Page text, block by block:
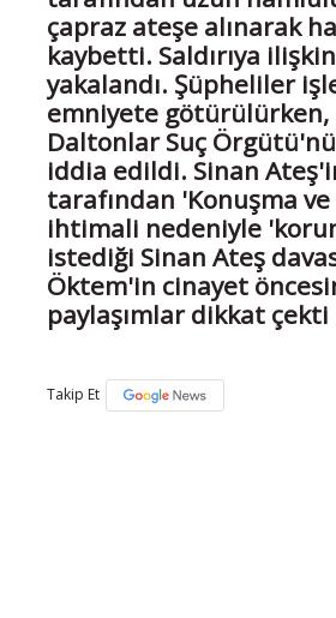
çapraz ateşe alınarak
kaybetti. Saldırıya
yakalandı. Şüpheliler
emniyete götürülürken,
Daltonlar Suç
iddia edildi. Sinan
tarafından 'Konuşma
ihtimali nedeniyle
istediği Sinan Ateş
Öktem'in cinayet
paylaşımlar dikkat çekti
Takip Et